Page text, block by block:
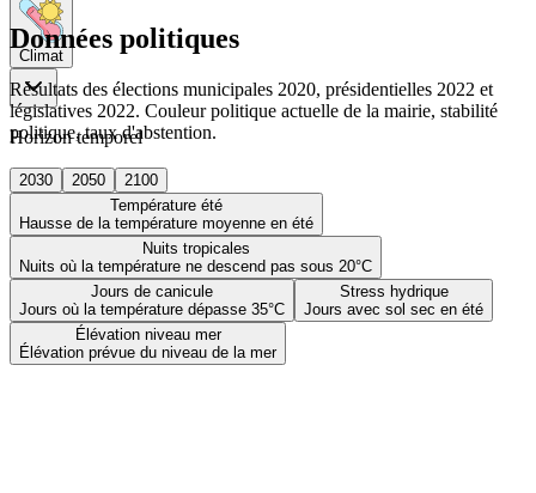
Climat
Horizon temporel
2030 2050
2100
Température été
Hausse de la température moyenne en été
Nuits tropicales
Nuits où la température ne descend pas sous 20°C
Jours de canicule
Jours où la température dépasse 35°C
Stress hydrique
Jours avec sol sec en été
Élévation niveau mer
Élévation prévue du niveau de la mer
Données politiques
Résultats des élections municipales 2020, présidentielles 2022 et
législatives 2022. Couleur politique actuelle de la mairie, stabilité
politique, taux d'abstention.